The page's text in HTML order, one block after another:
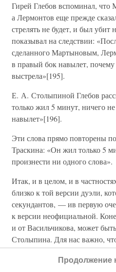
Гирей Глебов вспоминал, что
а Лермонтов еще прежде
стрелять не будет, и был
показывал на следствии:
сделанного Мартыновым,
в правый бок навылет, почему
выстрела»[195].
Е. А. Столыпиной Глебов
только жил 5 минут, ничего не
навылет»[196].
Эти слова прямо повторены
Траскина: «Он жил только 5
произнести ни одного слова».
Итак, и в целом, и в
близко к той версии дуэли,
секундантов, — ив первую
к версии неофициальной.
и от Васильчикова, может
Столыпина. Для нас важно,
Траскин знает из первых рук,
картина событий, по-Продолжение